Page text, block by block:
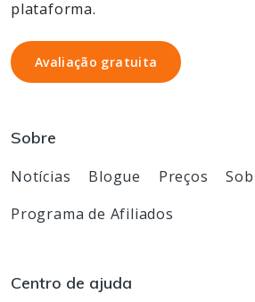
plataforma.
Avaliação gratuita
Avaliação gratuita
Sobre
Notícias Blogue Preços
Programa de Afiliados
Centro de ajuda